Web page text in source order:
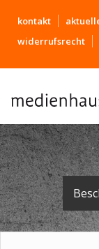
kontakt
widerrufsrecht